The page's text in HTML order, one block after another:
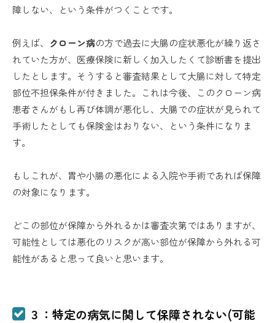
障しない、という条件がつくことです。
例えば、 クローン病の方で過去に大腸の症状悪化が繰り返さ
れていた方が、医療保険に新しく加入したくて診断書を提出
したとします。そうすると審査結果として大腸に対して特定
部位不担保条件が付きました。これは今後、このクローン病
患者さんがもし再び体調が悪化し、大腸での症状が見られて
手術したとしても保険金はおりない、という条件になりま
す。
もしこれが、胃や小腸の悪化による入院や手術であれば保障
の対象になります。
どこの部位が保障から外れるかは審査次第ではありますが、
可能性としては悪化のリスクが高い部位が保障から外れる可
能性があると思って良いと思います。
３：特定の病気に関して保障されない(可能